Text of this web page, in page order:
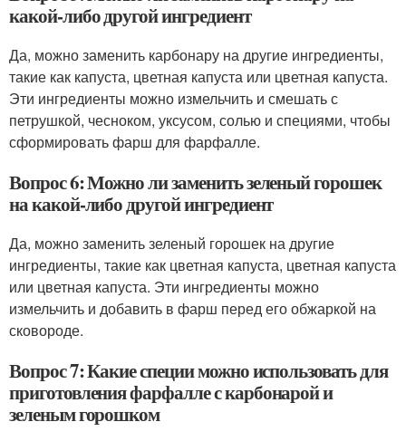
какой-либо другой ингредиент
Да, можно заменить карбонару на другие ингредиенты,
такие как капуста, цветная капуста или цветная капуста.
Эти ингредиенты можно измельчить и смешать с
петрушкой, чесноком, уксусом, солью и специями, чтобы
сформировать фарш для фарфалле.
Вопрос 6: Можно ли заменить зеленый горошек
на какой-либо другой ингредиент
Да, можно заменить зеленый горошек на другие
ингредиенты, такие как цветная капуста, цветная капуста
или цветная капуста. Эти ингредиенты можно
измельчить и добавить в фарш перед его обжаркой на
сковороде.
Вопрос 7: Какие специи можно использовать для
приготовления фарфалле с карбонарой и
зеленым горошком